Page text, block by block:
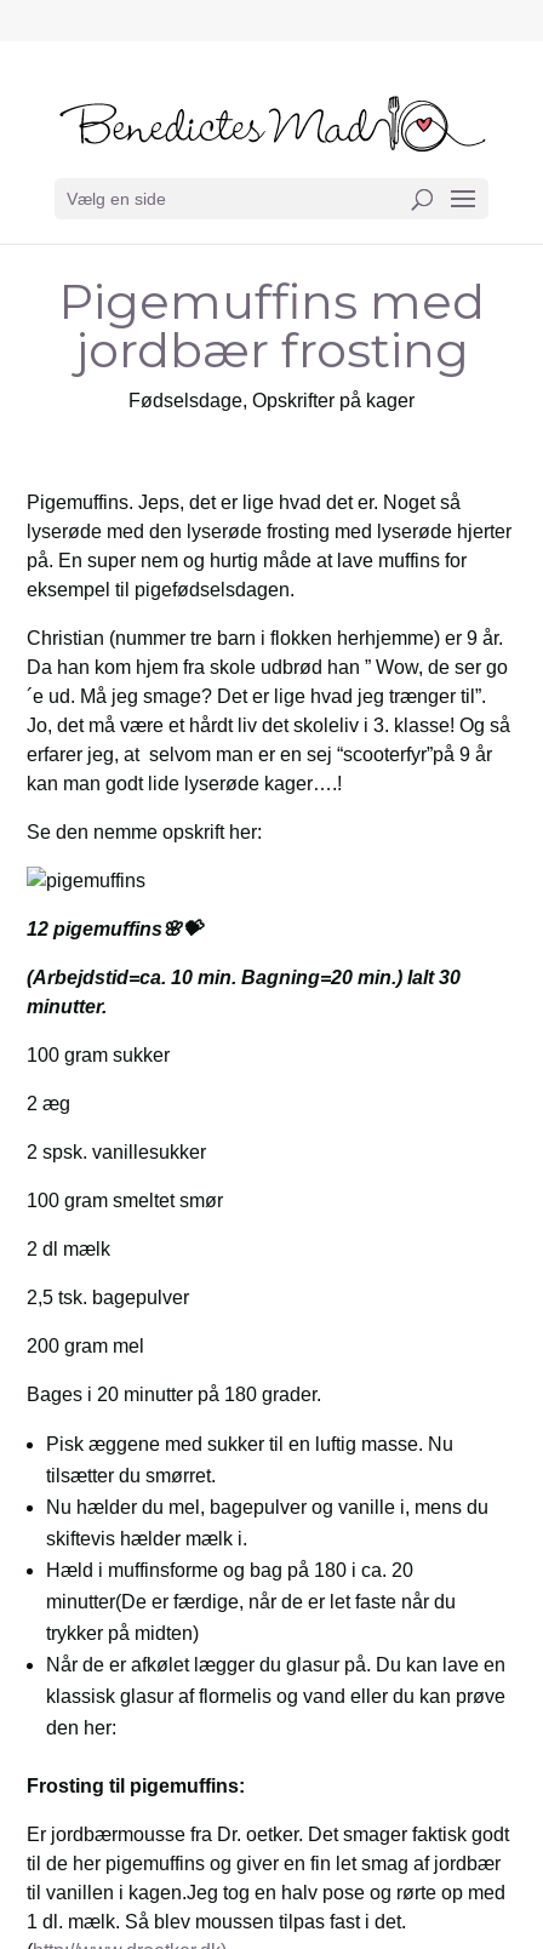
Vælg en side
Pigemuffins med
jordbær frosting
Fødselsdage, Opskrifter på kager
Pigemuffins. Jeps, det er lige hvad det er. Noget så
lyserøde med den lyserøde frosting med lyserøde hjerter
på. En super nem og hurtig måde at lave muffins for
eksempel til pigefødselsdagen.
Christian (nummer tre barn i flokken herhjemme) er 9 år.
Da han kom hjem fra skole udbrød han ” Wow, de ser go
´e ud. Må jeg smage? Det er lige hvad jeg trænger til”.
Jo, det må være et hårdt liv det skoleliv i 3. klasse! Og så
erfarer jeg, at selvom man er en sej “scooterfyr”på 9 år
kan man godt lide lyserøde kager….!
Se den nemme opskrift her:
12 pigemuffins🌸💝
(Arbejdstid=ca. 10 min. Bagning=20 min.) Ialt 30
minutter.
100 gram sukker
2 æg
2 spsk. vanillesukker
100 gram smeltet smør
2 dl mælk
2,5 tsk. bagepulver
200 gram mel
Bages i 20 minutter på 180 grader.
Pisk æggene med sukker til en luftig masse. Nu
tilsætter du smørret.
Nu hælder du mel, bagepulver og vanille i, mens du
skiftevis hælder mælk i.
Hæld i muffinsforme og bag på 180 i ca. 20
minutter(De er færdige, når de er let faste når du
trykker på midten)
Når de er afkølet lægger du glasur på. Du kan lave en
klassisk glasur af flormelis og vand eller du kan prøve
den her:
Frosting til pigemuffins:
Er jordbærmousse fra Dr. oetker. Det smager faktisk godt
til de her pigemuffins og giver en fin let smag af jordbær
til vanillen i kagen.Jeg tog en halv pose og rørte op med
1 dl. mælk. Så blev moussen tilpas fast i det.